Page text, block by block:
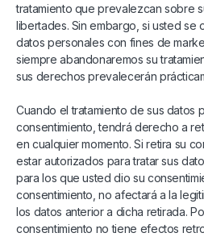
tratamiento que prevalezcan sobre
libertades. Sin embargo, si usted se
datos personales con fines de
siempre abandonaremos su
sus derechos prevalecerán
Cuando el tratamiento de sus datos
consentimiento, tendrá derecho a
en cualquier momento. Si retira su
estar autorizados para tratar sus
para los que usted dio su
consentimiento, no afectará a la
los datos anterior a dicha retirada.
consentimiento no tiene efectos